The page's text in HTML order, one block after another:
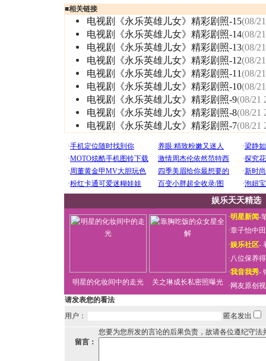
■相关链接
电视剧《永乐英雄儿女》精彩剧照-15(08/
电视剧《永乐英雄儿女》精彩剧照-14(08/
电视剧《永乐英雄儿女》精彩剧照-13(08/
电视剧《永乐英雄儿女》精彩剧照-12(08/
电视剧《永乐英雄儿女》精彩剧照-11(08/
电视剧《永乐英雄儿女》精彩剧照-10(08/
电视剧《永乐英雄儿女》精彩剧照-9(08/21
电视剧《永乐英雄儿女》精彩剧照-8(08/21
电视剧《永乐英雄儿女》精彩剧照-7(08/21
娱乐天天精选
明星的化妆间中的走光 关之琳成长私密照曝光
·明星新闻-
·章子怡中
·娱乐社区-
·八位保养
·我音我秀-
· 网友原创
请发表您的看法
用户：
匿名发出
您要为您所发的言论的后果负责，故请各位遵纪守法
留言：